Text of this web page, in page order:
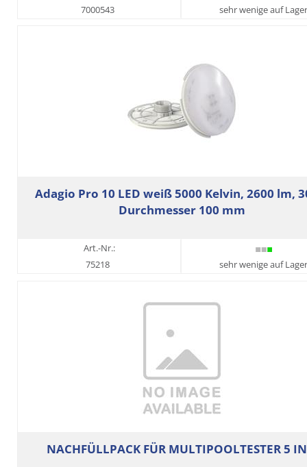
7000543
sehr wenige auf Lager
Adagio Pro 10 LED weiß 5000 Kelvin, 2600 lm,
Durchmesser 100 mm
Art.-Nr.:
75218
sehr wenige auf Lager
NACHFÜLLPACK FÜR MULTIPOOLTESTER 5